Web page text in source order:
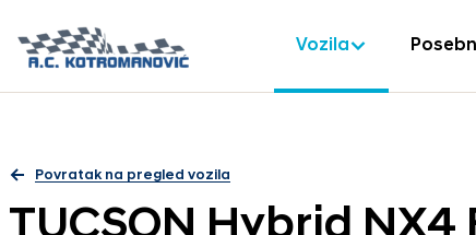
Vozila
Povratak na pregled vozila